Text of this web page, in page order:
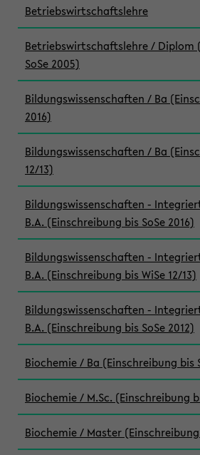
Betriebswirtschaftslehre
Betriebswirtschaftslehre / Diplom
SoSe 2005)
Bildungswissenschaften / Ba
2016)
Bildungswissenschaften / Ba
12/13)
Bildungswissenschaften -
B.A. (Einschreibung bis SoSe 2016)
Bildungswissenschaften -
B.A. (Einschreibung bis WiSe 12/13)
Bildungswissenschaften -
B.A. (Einschreibung bis SoSe 2012)
Biochemie / Ba (Einschreibung bis
Biochemie / M.Sc. (Einschreibung
Biochemie / Master (Einschreibung